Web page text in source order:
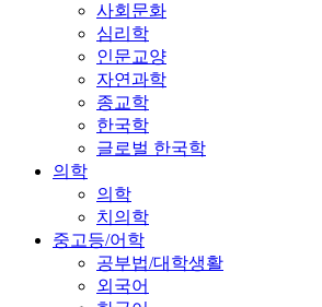
사회문화
심리학
인문교양
자연과학
종교학
한국학
글로벌 한국학
의학
의학
치의학
중고등/어학
공부법/대학생활
외국어